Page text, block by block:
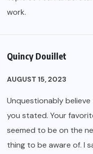
work.
Quincy Douillet
AUGUST 15, 2023
Unquestionably
you stated. Your
seemed to be on the
thing to be aware of. I